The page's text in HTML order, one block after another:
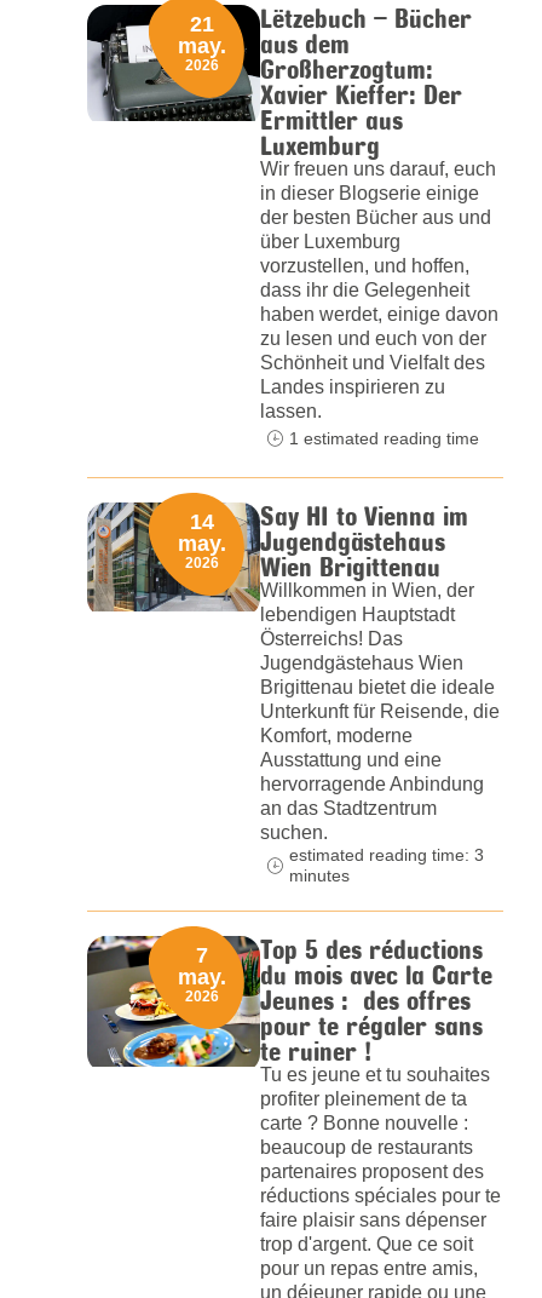
Lëtzebuch – Bücher
aus dem
Großherzogtum:
Xavier Kieffer: Der
Ermittler aus
Luxemburg
Wir freuen uns darauf, euch
in dieser Blogserie einige
der besten Bücher aus und
über Luxemburg
vorzustellen, und hoffen,
dass ihr die Gelegenheit
haben werdet, einige davon
zu lesen und euch von der
Schönheit und Vielfalt des
Landes inspirieren zu
lassen.
21
may.
2026
1 estimated reading time
Say HI to Vienna im
Jugendgästehaus
Wien Brigittenau
Willkommen in Wien, der
lebendigen Hauptstadt
Österreichs! Das
Jugendgästehaus Wien
Brigittenau bietet die ideale
Unterkunft für Reisende, die
Komfort, moderne
Ausstattung und eine
hervorragende Anbindung
an das Stadtzentrum
suchen.
14
may.
2026
estimated reading time: 3
minutes
Top 5 des réductions
du mois avec la Carte
Jeunes : des offres
pour te régaler sans
te ruiner !
Tu es jeune et tu souhaites
profiter pleinement de ta
carte ? Bonne nouvelle :
beaucoup de restaurants
partenaires proposent des
réductions spéciales pour te
faire plaisir sans dépenser
trop d'argent. Que ce soit
pour un repas entre amis,
un déjeuner rapide ou une
7
may.
2026